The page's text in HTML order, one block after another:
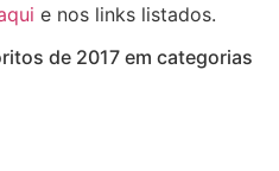
e nos links listados.
de 2017 em categorias